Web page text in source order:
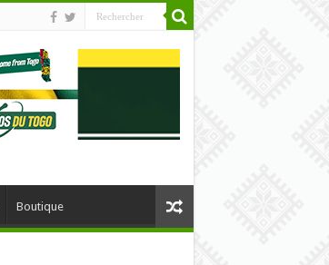
Boutique